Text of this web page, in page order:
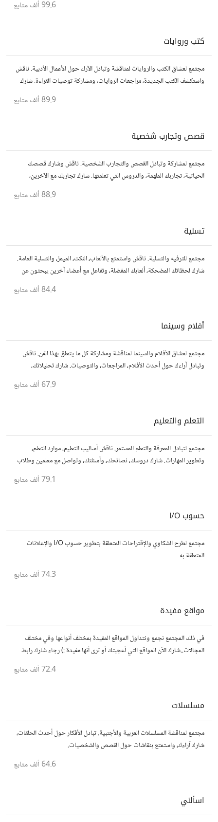
99.6 ألف متابع
كتب وروايات
مجتمع لعشاق الكتب والروايات لمناقشة وتبادل الآراء حول الأعمال الأدبية. ناقش
واستكشف الكتب الجديدة، مراجعات الروايات، ومشاركة توصيات القراءة. شارك
89.9 ألف متابع
قصص وتجارب شخصية
مجتمع لمشاركة وتبادل القصص والتجارب الشخصية. ناقش وشارك قصصك
الحياتية، تجاربك الملهمة، والدروس التي تعلمتها. شارك تجاربك مع الآخرين،
88.9 ألف متابع
تسلية
مجتمع للترفيه والتسلية. ناقش واستمتع بالألعاب، النكت، الميمز، والتسلية العامة.
شارك لحظاتك المضحكة، ألعابك المفضلة، وتفاعل مع أعضاء آخرين يبحثون عن
84.4 ألف متابع
أفلام وسينما
مجتمع لعشاق الأفلام والسينما لمناقشة ومشاركة كل ما يتعلق بهذا الفن. ناقش
وتبادل آراءك حول أحدث الأفلام، المراجعات، والتوصيات. شارك تحليلاتك،
قصصك، واستمتع بنقاشات حول الأفلام والمخرجين والسيناريوهات.
67.9 ألف متابع
التعلم والتعليم
مجتمع لتبادل المعرفة والتعلم المستمر. ناقش أساليب التعليم، موارد التعلم،
وتطوير المهارات. شارك دروسك، نصائحك، وأسئلتك، وتواصل مع معلمين وطلاب
79.1 ألف متابع
حسوب I/O
مجتمع لطرح الشكاوي والإقتراحات المتعلقة بتطوير حسوب I/O والإعلانات
المتعلقة به
74.3 ألف متابع
مواقع مفيدة
في ذلك المجتمع نجمع ونتداول المواقع المفيدة بمختلف أنواعها وفي مختلف
المجالات..شارك الآن المواقع التي أعجبتك أو ترى أنها مفيدة :) رجاء شارك رابط
72.4 ألف متابع
مسلسلات
مجتمع لمناقشة المسلسلات العربية والأجنبية. تبادل الأفكار حول أحدث الحلقات،
شارك آراءك، واستمتع بنقاشات حول القصص والشخصيات.
64.6 ألف متابع
اسألني